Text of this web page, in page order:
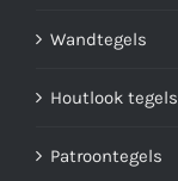
Wandtegels
Houtlook tegels
Patroontegels